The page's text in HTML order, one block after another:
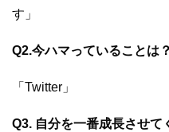
す」
Q2.今ハマっていることは？
「Twitter」
Q3. 自分を一番成長させて